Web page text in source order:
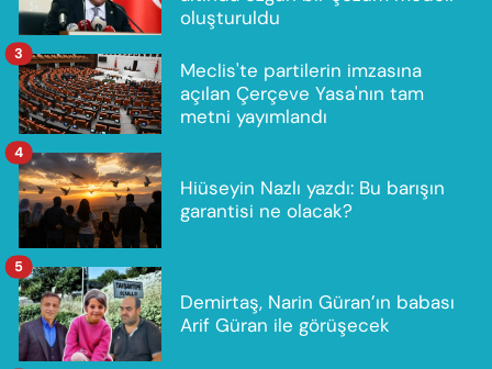
oluşturuldu
Meclis'te partilerin imzasına
açılan Çerçeve Yasa'nın tam
metni yayımlandı
3
Hiüseyin Nazlı yazdı: Bu barışın
garantisi ne olacak?
4
Demirtaş, Narin Güran’ın babası
Arif Güran ile görüşecek
5